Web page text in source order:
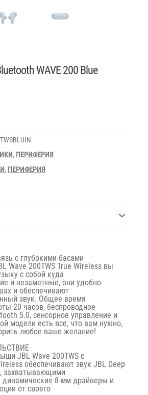
WAVE 200 Blue
, ПЕРИФЕРИЯ
, ПЕРИФЕРИЯ
с глубокими басами
Wave 200TWS True Wireless вы
с собой куда
и незаметные, они удобно
и обеспечивают
звук. Общее время
20 часов, беспроводное
5.0, сенсорное управление и
модели есть все, что вам нужно,
любое ваше желание!
JBL Wave 200TWS с
обеспечивают звук JBL Deep
захватывающими
динамические 8-мм драйверы и
от своего